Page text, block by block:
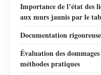
Importance de l’état des
aux murs jaunis par le
Documentation
Évaluation des
méthodes pratiques